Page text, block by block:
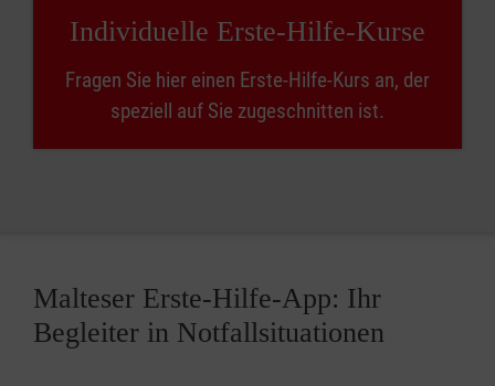
Individuelle Erste-Hilfe-Kurse
Fragen Sie hier einen Erste-Hilfe-Kurs an, der
speziell auf Sie zugeschnitten ist.
Malteser Erste-Hilfe-App: Ihr
Begleiter in Notfallsituationen